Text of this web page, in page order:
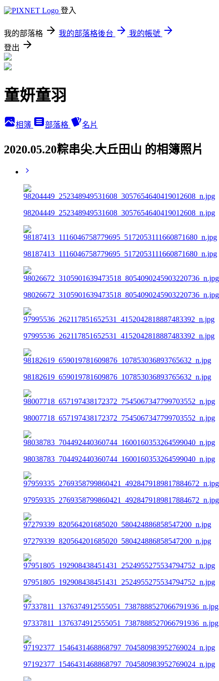
登入
我的部落格 我的部落格後台
我的帳號
登出
童妍童羽
相簿 部落格 名片
2020.05.20粽串尖.大丘田山 的相簿照片
98204449_252348949531608_3057654640419012608_n.jpg
98187413_1116046758779695_5172053111660871680_n.jpg
98026672_3105901639473518_8054090245903220736_n.jpg
97995536_262117851652531_4152042818887483392_n.jpg
98182619_659019781609876_107853036893765632_n.jpg
98007718_657197438172372_7545067347799703552_n.jpg
98038783_704492440360744_1600160353264599040_n.jpg
97959335_2769358799860421_4928479189817884672_n.jpg
97279339_820564201685020_580424886858547200_n.jpg
97951805_192908438451431_2524955275534794752_n.jpg
97337811_1376374912555051_7387888527066791936_n.jpg
97192377_1546431468868797_704580983952769024_n.jpg